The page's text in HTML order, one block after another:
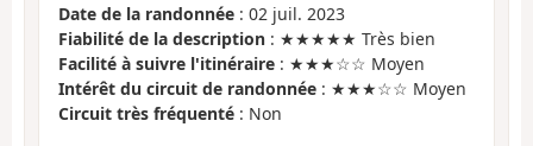
Date de la randonnée : 02 juil. 2023
Fiabilité de la description : ★★★★★ Très bien
Facilité à suivre l'itinéraire : ★★★☆☆ Moyen
Intérêt du circuit de randonnée : ★★★☆☆ Moyen
Circuit très fréquenté : Non